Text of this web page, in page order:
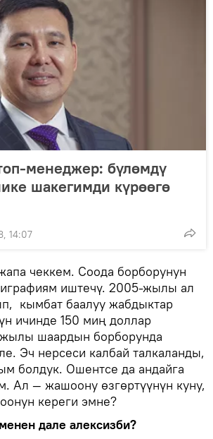
менеджер: бүлөмдү
шакегимди күрөөгө
14:07
чеккем. Соода борборунун
иштечү. 2005-жылы ал
кымбат баалуу жабдыктар
ичинде 150 миң доллар
шаардын борборунда
Эч нерсеси калбай талкаланды,
болдук. Ошентсе да андайга
Ал — жашоону өзгөртүүнүн куну,
кереги эмне?
дале алексизби?